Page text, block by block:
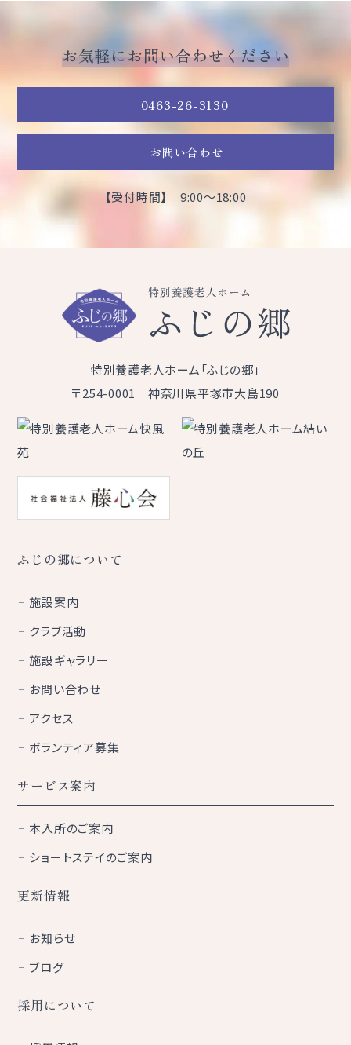
お気軽にお問い合わせください
0463-26-3130
お問い合わせ
【受付時間】 9:00～18:00
特別養護老人ホーム「ふじの郷」
〒254-0001 神奈川県平塚市大島190
ふじの郷について
施設案内
クラブ活動
施設ギャラリー
お問い合わせ
アクセス
ボランティア募集
サービス案内
本入所のご案内
ショートステイのご案内
更新情報
お知らせ
ブログ
採用について